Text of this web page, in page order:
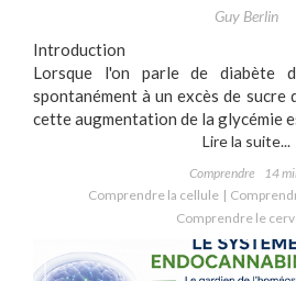
Guy Berlin
Introduction
Lorsque l'on parle de diabète
spontanément à un excès de sucre
cette augmentation de la glycémie
Lire la suite...
Comprendre
14
Comprendre la cellule
Comprendre le